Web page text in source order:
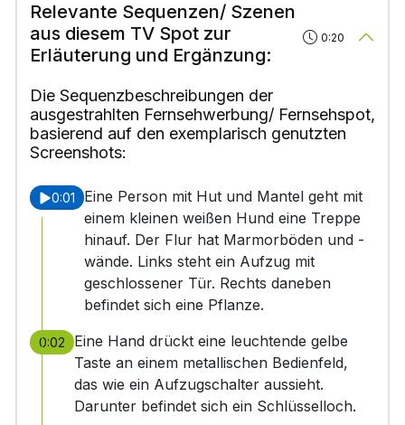
Relevante Sequenzen/ Szenen
aus diesem TV Spot zur
Erläuterung und Ergänzung:
0:20
Die Sequenzbeschreibungen der
ausgestrahlten Fernsehwerbung/ Fernsehspot,
basierend auf den exemplarisch genutzten
Screenshots:
0:01
Eine Person mit Hut und Mantel geht mit
einem kleinen weißen Hund eine Treppe
hinauf. Der Flur hat Marmorböden und -
wände. Links steht ein Aufzug mit
geschlossener Tür. Rechts daneben
befindet sich eine Pflanze.
0:02
Eine Hand drückt eine leuchtende gelbe
Taste an einem metallischen Bedienfeld,
das wie ein Aufzugschalter aussieht.
Darunter befindet sich ein Schlüsselloch.